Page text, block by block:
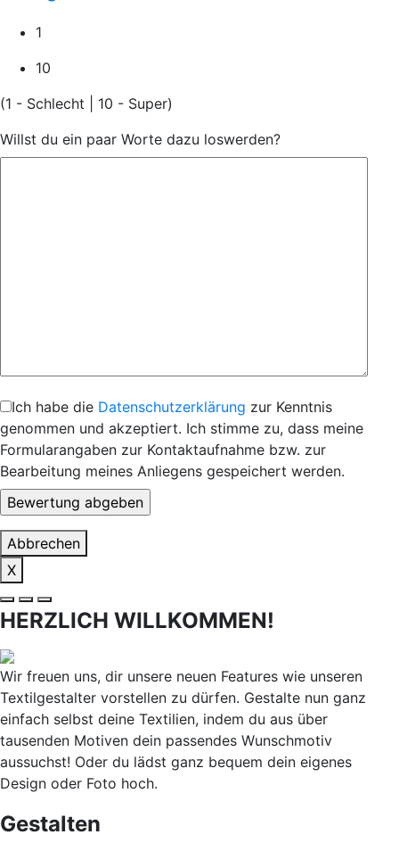
1
10
(1 - Schlecht | 10 - Super)
Willst du ein paar Worte dazu loswerden?
Ich habe die Datenschutzerklärung zur Kenntnis
genommen und akzeptiert. Ich stimme zu, dass meine
Formularangaben zur Kontaktaufnahme bzw. zur
Bearbeitung meines Anliegens gespeichert werden.
Abbrechen
X
HERZLICH WILLKOMMEN!
Wir freuen uns, dir unsere neuen Features wie unseren
Textilgestalter vorstellen zu dürfen. Gestalte nun ganz
einfach selbst deine Textilien, indem du aus über
tausenden Motiven dein passendes Wunschmotiv
aussuchst! Oder du lädst ganz bequem dein eigenes
Design oder Foto hoch.
Gestalten